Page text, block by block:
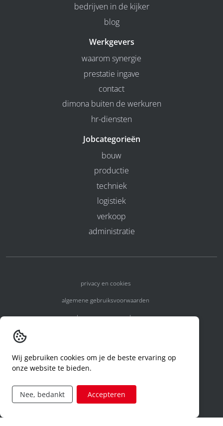
bedrijven in de kijker
blog
Werkgevers
waarom synergie
prestatie ingave
contact
dimona buiten de werkuren
hr-diensten
Jobcategorieën
bouw
productie
techniek
logistiek
verkoop
administratie
privacy en cookies
algemene gebruiksvoorwaarden
algemene voorwaarden
code of conduct
aanvraag rechten ivm privacy
Wij gebruiken cookies om je de beste ervaring op
onze website te bieden.
Nee, bedankt Accepteren